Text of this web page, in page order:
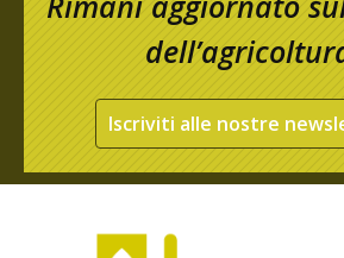
Iscriviti alle nostre